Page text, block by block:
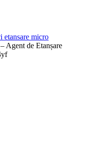
etansare micro
Agent de Etanșare